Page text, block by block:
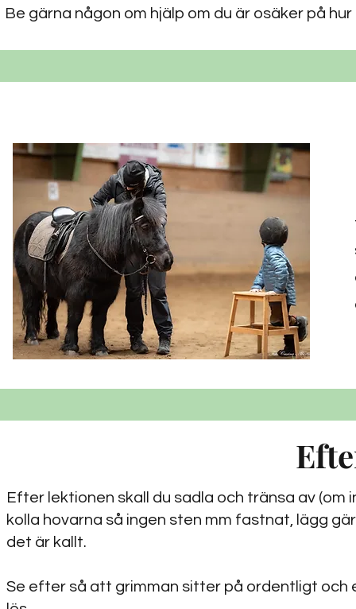
Be gärna någon om hjälp om du är osäker på
Efter lektionen skall du sadla och tränsa av
kolla hovarna så ingen sten mm fastnat, lägg
det är kallt.
Se efter så att grimman sitter på ordentligt